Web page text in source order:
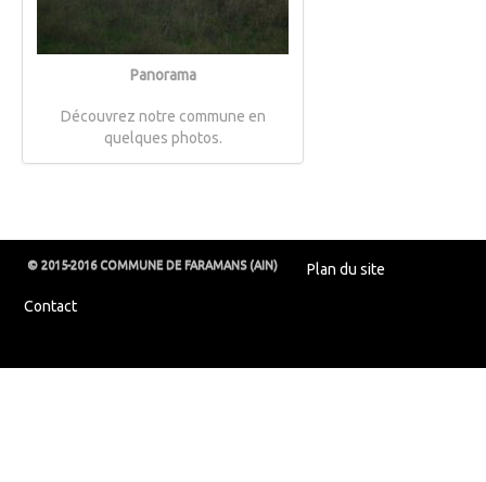
Panorama
Découvrez notre commune en
quelques photos.
© 2015-2016 COMMUNE DE FARAMANS (AIN) Plan du site
Contact